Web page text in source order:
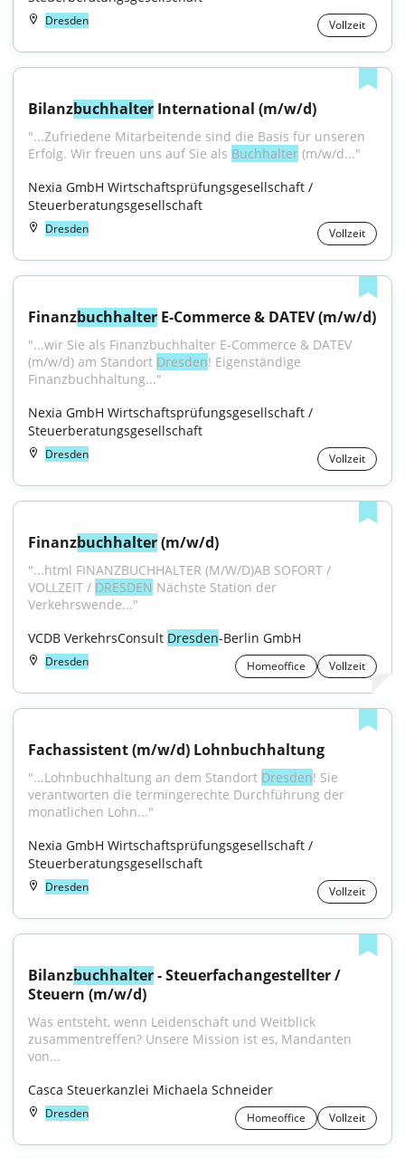
Dresden Vollzeit
Bilanzbuchhalter International (m/w/d)
"...Zufriedene Mitarbeitende sind die Basis für unseren
Erfolg. Wir freuen uns auf Sie als Buchhalter (m/w/d..."
Nexia GmbH Wirtschaftsprüfungsgesellschaft /
Steuerberatungsgesellschaft
Dresden Vollzeit
Finanzbuchhalter E-Commerce & DATEV (m/w/d)
"...wir Sie als Finanzbuchhalter E-Commerce & DATEV
(m/w/d) am Standort Dresden! Eigenständige
Finanzbuchhaltung..."
Nexia GmbH Wirtschaftsprüfungsgesellschaft /
Steuerberatungsgesellschaft
Dresden Vollzeit
Finanzbuchhalter (m/w/d)
"...html FINANZBUCHHALTER (M/W/D)AB SOFORT /
VOLLZEIT / DRESDEN Nächste Station der
Verkehrswende..."
VCDB VerkehrsConsult Dresden-Berlin GmbH
Dresden Homeoffice Vollzeit
Fachassistent (m/w/d) Lohnbuchhaltung
"...Lohnbuchhaltung an dem Standort Dresden! Sie
verantworten die termingerechte Durchführung der
monatlichen Lohn..."
Nexia GmbH Wirtschaftsprüfungsgesellschaft /
Steuerberatungsgesellschaft
Dresden Vollzeit
Bilanzbuchhalter - Steuerfachangestellter /
Steuern (m/w/d)
Was entsteht, wenn Leidenschaft und Weitblick
zusammentreffen? Unsere Mission ist es, Mandanten
von...
Casca Steuerkanzlei Michaela Schneider
Dresden Homeoffice Vollzeit